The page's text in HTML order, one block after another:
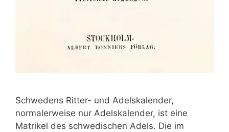
Schwedens Ritter- und Adelskalender,
normalerweise nur Adelskalender, ist eine
Matrikel des schwedischen Adels. Die im